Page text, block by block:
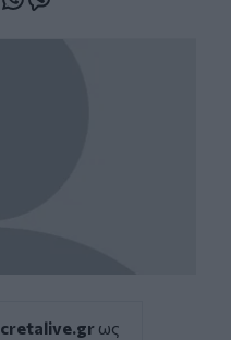
cretalive.gr ως